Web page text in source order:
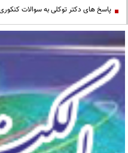
پاسخ های دکتر توکلی به سوالات